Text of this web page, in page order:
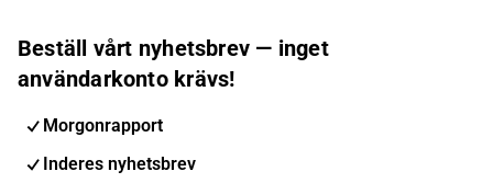
Beställ vårt nyhetsbrev — inget
användarkonto krävs!
Morgonrapport
Inderes nyhetsbrev